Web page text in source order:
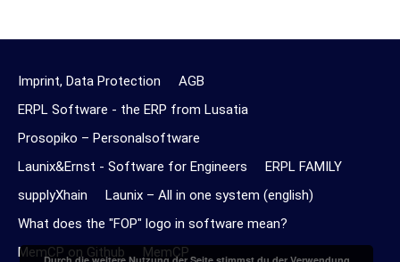
Imprint, Data Protection
AGB
ERPL Software - the ERP from Lusatia
Prosopiko – Personalsoftware
Launix&Ernst - Software for Engineers
ERPL FAMILY
supplyXhain
Launix – All in one system (english)
What does the "FOP" logo in software mean?
MemCP on Github
MemCP